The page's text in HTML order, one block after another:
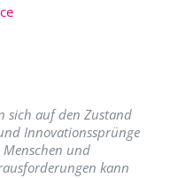
sich auf den Zustand
Innovationssprünge
und
kann